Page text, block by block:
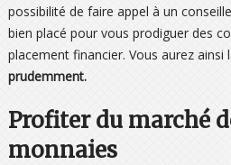
possibilité de faire appel à un
bien placé pour vous prodiguer des
placement financier. Vous aurez ainsi
prudemment.
Profiter du marché
monnaies